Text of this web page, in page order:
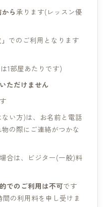
ら承ります(レッスン優
でのご利用となります
1部屋あたりです)
ただけません
い方)は、お名前と電話
の際にご連絡がつかな
合は、ビジター(一般)料
でのご利用は不可です
の利用料を申し受けま